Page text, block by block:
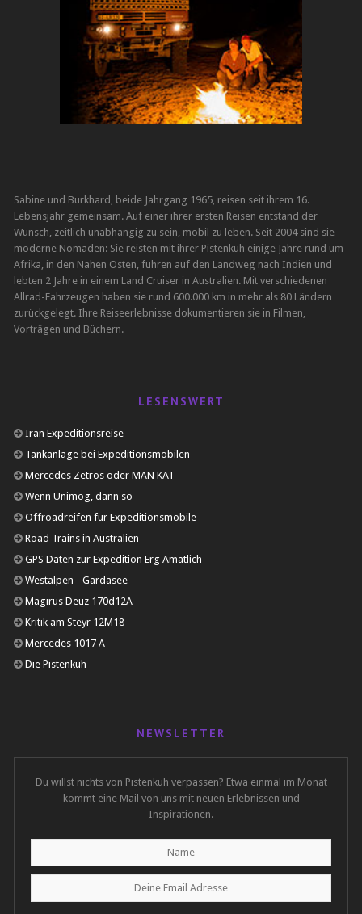
Sabine und Burkhard, beide Jahrgang 1965, reisen seit ihrem 16.
Lebensjahr gemeinsam. Auf einer ihrer ersten Reisen entstand der
Wunsch, zeitlich unabhängig zu sein, mobil zu leben. Seit 2004 sind sie
moderne Nomaden: Sie reisten mit ihrer Pistenkuh einige Jahre rund um
Afrika, in den Nahen Osten, fuhren auf den Landweg nach Indien und
lebten 2 Jahre in einem Land Cruiser in Australien. Mit verschiedenen
Allrad-Fahrzeugen haben sie rund 600.000 km in mehr als 80 Ländern
zurückgelegt. Ihre Reiseerlebnisse dokumentieren sie in Filmen,
Vorträgen und Büchern.
LESENSWERT
Iran Expeditionsreise
Tankanlage bei Expeditionsmobilen
Mercedes Zetros oder MAN KAT
Wenn Unimog, dann so
Offroadreifen für Expeditionsmobile
Road Trains in Australien
GPS Daten zur Expedition Erg Amatlich
Westalpen - Gardasee
Magirus Deuz 170d12A
Kritik am Steyr 12M18
Mercedes 1017 A
Die Pistenkuh
NEWSLETTER
Du willst nichts von Pistenkuh verpassen? Etwa einmal im Monat
kommt eine Mail von uns mit neuen Erlebnissen und
Inspirationen.